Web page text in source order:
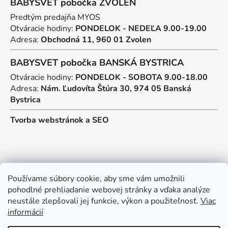
Používame súbory cookie, aby sme vám umožnili
pohodlné prehliadanie webovej stránky a vďaka analýze
neustále zlepšovali jej funkcie, výkon a použiteľnosť. Viac
informácií
BABYSVET pobočka ZVOLEN
Predtým predajňa MYOS
Otváracie hodiny: PONDELOK - NEDEĽA 9.00-19.00
Adresa: Obchodná 11, 960 01 Zvolen
BABYSVET pobočka BANSKÁ BYSTRICA
Otváracie hodiny: PONDELOK - SOBOTA 9.00-18.00
Adresa: Nám. Ľudovíta Štúra 30, 974 05 Banská
Bystrica
Tvorba webstránok a SEO
Kontakt
predajna@myos.sk
+421 902 950 906